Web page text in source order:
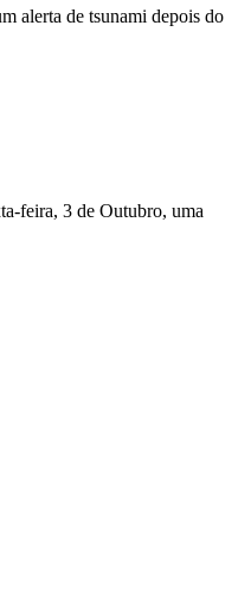
alerta de tsunami depois do
feira, 3 de Outubro, uma